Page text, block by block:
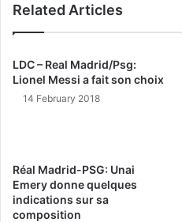
Related Articles
LDC – Real Madrid/Psg:
Lionel Messi a fait son choix
14 February 2018
Réal Madrid-PSG: Unai
Emery donne quelques
indications sur sa
composition